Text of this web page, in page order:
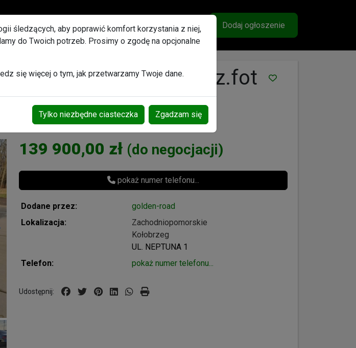
Ulubione OgłoszeniaWiadomości
Konto Dodaj ogłoszenie
digital lift alu skóra grz.fot
139 900,00 zł (do negocjacji)
pokaż numer telefonu...
Dodane przez:
golden-road
Lokalizacja:
Zachodniopomorskie
Kołobrzeg
UL. NEPTUNA 1
Telefon:
pokaż numer telefonu...
Udostępnij:
śledzących, aby poprawić komfort korzystania z niej,
do Twoich potrzeb. Prosimy o zgodę na opcjonalne
się więcej o tym, jak przetwarzamy Twoje dane.
Tylko niezbędne ciasteczka Zgadzam się